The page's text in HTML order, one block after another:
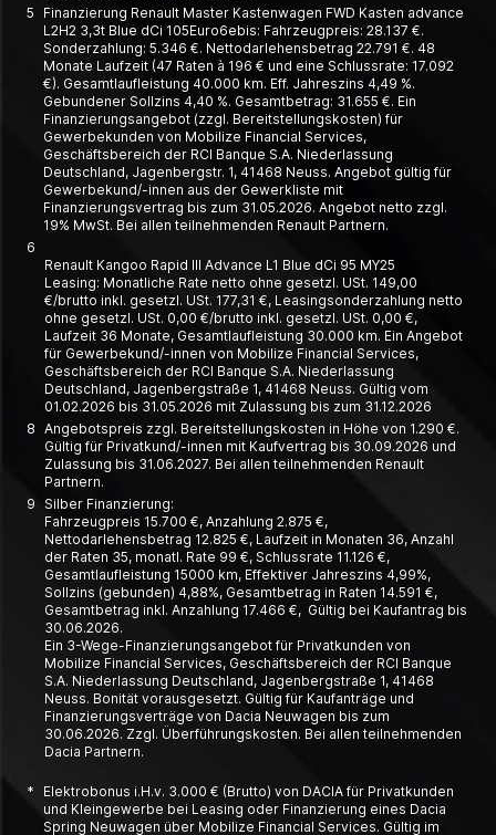
5
Finanzierung Renault Master Kastenwagen FWD Kasten advance
L2H2 3,3t Blue dCi 105Euro6ebis: Fahrzeugpreis: 28.137 €.
Sonderzahlung: 5.346 €. Nettodarlehensbetrag 22.791 €. 48
Monate Laufzeit (47 Raten à 196 € und eine Schlussrate: 17.092
€). Gesamtlaufleistung 40.000 km. Eff. Jahreszins 4,49 %.
Gebundener Sollzins 4,40 %. Gesamtbetrag: 31.655 €. Ein
Finanzierungsangebot (zzgl. Bereitstellungskosten) für
Gewerbekunden von Mobilize Financial Services,
Geschäftsbereich der RCI Banque S.A. Niederlassung
Deutschland, Jagenbergstr. 1, 41468 Neuss. Angebot gültig für
Gewerbekund/-innen aus der Gewerkliste mit
Finanzierungsvertrag bis zum 31.05.2026. Angebot netto zzgl.
19% MwSt. Bei allen teilnehmenden Renault Partnern.
6
Renault Kangoo Rapid III Advance L1 Blue dCi 95 MY25
Leasing: Monatliche Rate netto ohne gesetzl. USt. 149,00
€/brutto inkl. gesetzl. USt. 177,31 €, Leasing­­sonder­zahlung netto
ohne gesetzl. USt. 0,00 €/brutto inkl. gesetzl. USt. 0,00 €,
Laufzeit 36 Monate, Gesamt­laufleistung 30.000 km. Ein Angebot
für Gewerbe­kund/-innen von Mobilize Financial Services,
Geschäfts­bereich der RCI Banque S.A. Nieder­lassung
Deutschland, Jagen­berg­straße 1, 41468 Neuss. Gültig vom
01.02.2026 bis 31.05.2026 mit Zulassung bis zum 31.12.2026
8 Angebotspreis zzgl. Bereitstellungskosten in Höhe von 1.290 €.
Gültig für Privatkund/-innen mit Kaufvertrag bis 30.09.2026 und
Zulassung bis 31.06.2027. Bei allen teilnehmenden Renault
Partnern.
9
Silber Finanzierung:
Fahrzeugpreis 15.700 €, Anzahlung 2.875 €,
Nettodarlehensbetrag 12.825 €, Laufzeit in Monaten 36, Anzahl
der Raten 35, monatl. Rate 99 €, Schlussrate 11.126 €,
Gesamtlaufleistung 15000 km, Effektiver Jahreszins 4,99%,
Sollzins (gebunden) 4,88%, Gesamtbetrag in Raten 14.591 €,
Gesamtbetrag inkl. Anzahlung 17.466 €, Gültig bei Kaufantrag bis
30.06.2026.
Ein 3-Wege-Finanzierungsangebot für Privatkunden von
Mobilize Financial Services, Geschäftsbereich der RCI Banque
S.A. Niederlassung Deutschland, Jagenbergstraße 1, 41468
Neuss. Bonität vorausgesetzt. Gültig für Kaufanträge und
Finanzierungsverträge von Dacia Neuwagen bis zum
30.06.2026. Zzgl. Überführungskosten. Bei allen teilnehmenden
Dacia Partnern.
*
Elektrobonus i.H.v. 3.000 € (Brutto) von DACIA für Privatkunden
und Kleingewerbe bei Leasing oder Finanzierung eines Dacia
Spring Neuwagen über Mobilize Financial Services. Gültig im